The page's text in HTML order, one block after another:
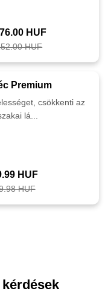
HUF
HUF
Premium
csökkenti az
lá...
HUF
HUF